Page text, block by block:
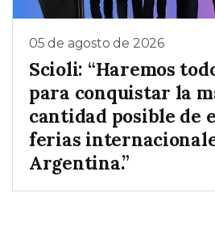
05 de agosto de 2026
Scioli: “Haremos
para conquistar la
cantidad posible de
ferias
Argentina.”